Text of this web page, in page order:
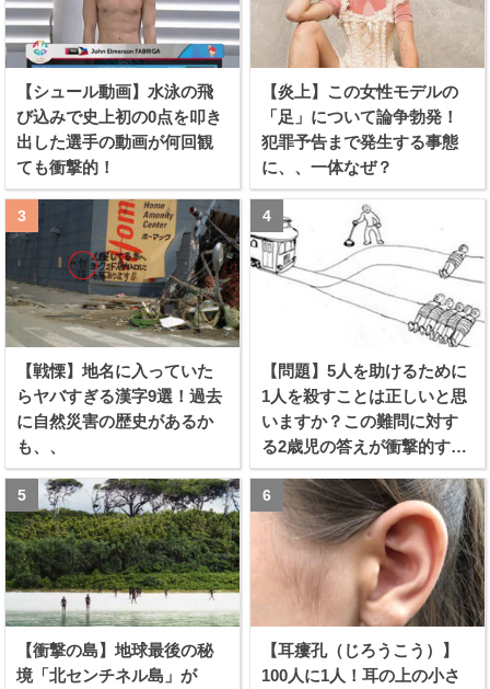
【シュール動画】水泳の飛
び込みで史上初の0点を叩き
出した選手の動画が何回観
ても衝撃的！
【炎上】この女性モデルの
「足」について論争勃発！
犯罪予告まで発生する事態
に、、一体なぜ？
【戦慄】地名に入っていた
らヤバすぎる漢字9選！過去
に自然災害の歴史があるか
も、、
【問題】5人を助けるために
1人を殺すことは正しいと思
いますか？この難問に対す
る2歳児の答えが衝撃的すぎ
る！！
【衝撃の島】地球最後の秘
境「北センチネル島」が
【耳瘻孔（じろうこう）】
100人に1人！耳の上の小さ